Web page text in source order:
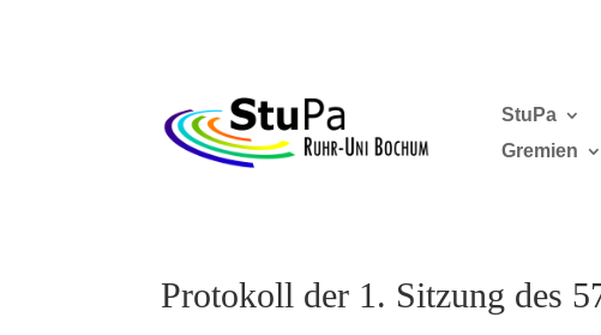
StuPa
Gremien
Protokoll der 1. Sitzung des